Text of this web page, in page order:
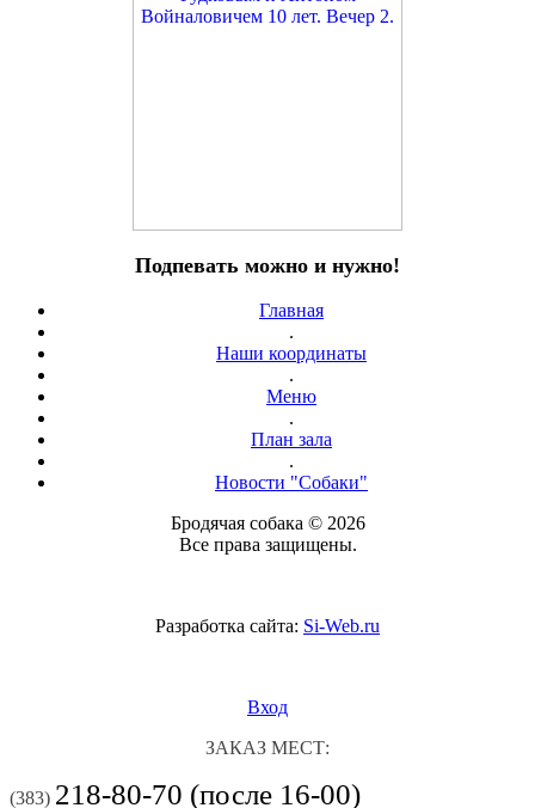
Подпевать можно и нужно!
Главная
.
Наши координаты
.
Меню
.
План зала
.
Новости "Собаки"
Бродячая собака © 2026
Все права защищены.
Разработка сайта: Si-Web.ru
Вход
ЗАКАЗ МЕСТ:
(383) 218-80-70 (после 16-00)